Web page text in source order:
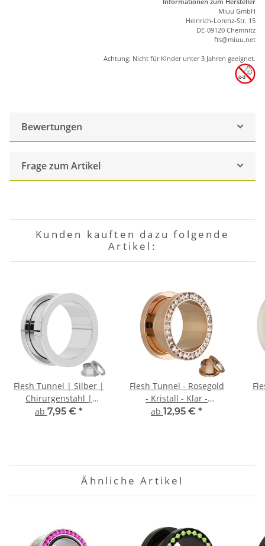
Miuu GmbH
Heinrich-Lorenz-Str. 15
DE-09120 Chemnitz
fts@miuu.net
Achtung: Nicht für Kinder unter 3 Jahren geeignet.
Bewertungen
Frage zum Artikel
Kunden kauften dazu folgende
Artikel:
Flesh Tunnel | Silber |
Chirurgenstahl |
Gewinde Ohrtunnel
ab 7,95 € *
Flesh Tunnel - Rosegold
- Kristall - Klar -
Schutzschicht
ab 12,95 € *
Ähnliche Artikel